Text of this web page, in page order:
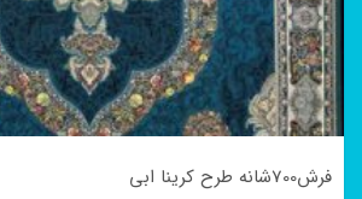
فرش700شانه طرح کرینا ابی